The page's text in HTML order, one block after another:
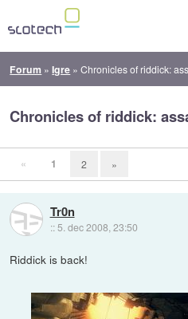
Forum »Igre »Chronicles of riddick:
Chronicles of riddick:
« 1 2 »
Tr0n
:: 5. dec 2008, 23:50
Riddick is back!